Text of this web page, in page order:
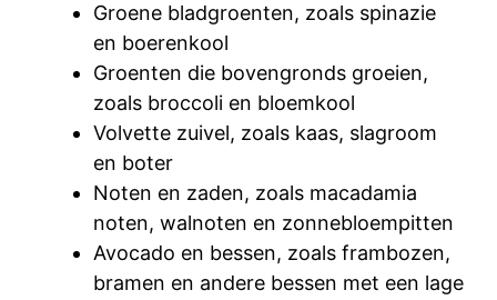
Groene bladgroenten, zoals spinazie
en boerenkool
Groenten die bovengronds groeien,
zoals broccoli en bloemkool
Volvette zuivel, zoals kaas, slagroom
en boter
Noten en zaden, zoals macadamia
noten, walnoten en zonnebloempitten
Avocado en bessen, zoals frambozen,
bramen en andere bessen met een lage